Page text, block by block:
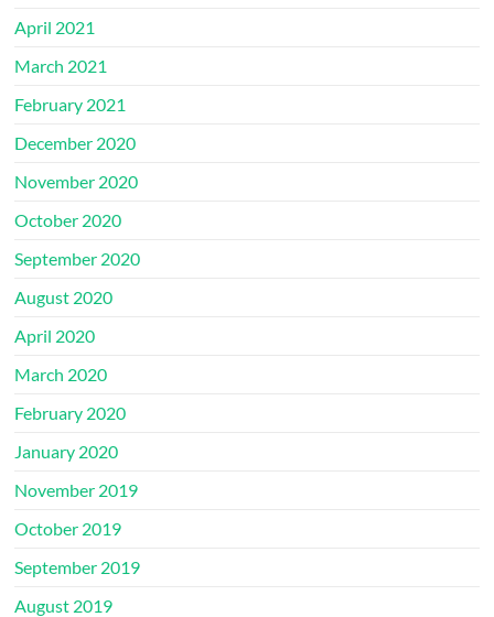
April 2021
March 2021
February 2021
December 2020
November 2020
October 2020
September 2020
August 2020
April 2020
March 2020
February 2020
January 2020
November 2019
October 2019
September 2019
August 2019